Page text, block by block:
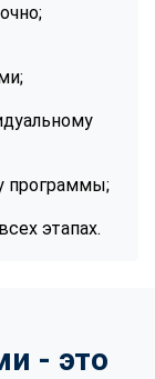
программы;
этапах.
- это